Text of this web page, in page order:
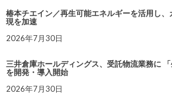
椿本チエイン／再生可能エネルギーを活用し
現を加速
2026年7月30日
三井倉庫ホールディングス、受託物流業務に
を開発・導入開始
2026年7月30日